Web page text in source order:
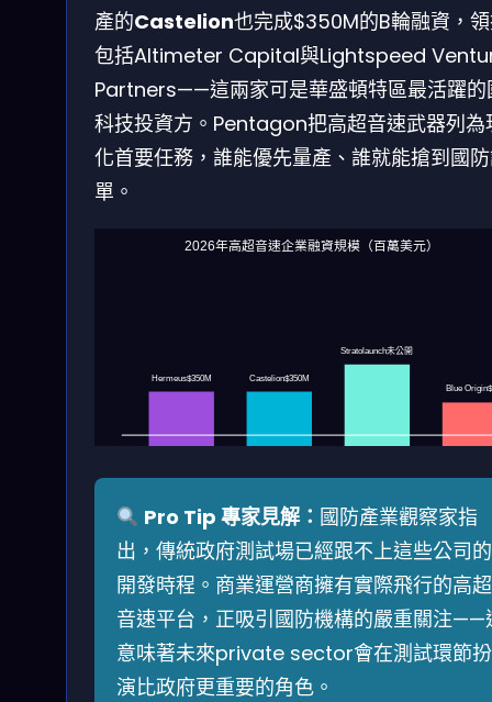
產的Castelion也完成$350M的B輪融資，
包括Altimeter Capital與Lightspeed
Partners——這兩家可是華盛頓特區最活躍的
科技投資方。Pentagon把高超音速武器列為
化首要任務，誰能優先量產、誰就能搶到國
單。
2026年高超音速企業融資規模（百萬美元）
Hermeus$350M Castelion$350M
Stratolaunch未公開
Blue
Pro Tip 專家見解： 國防產業觀察家指
出，傳統政府測試場已經跟不上這些公司的
開發時程。商業運營商擁有實際飛行的高超
音速平台，正吸引國防機構的嚴重關注——
意味著未來private sector會在測試環節扮
演比政府更重要的角色。